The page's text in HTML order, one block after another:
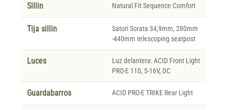
Sillin Natural Fit Sequence Comfort
Tija sillin
Satori Sorata 34,9mm, 280mm
-440mm telescoping seatpost
Luces
Luz delantera: ACID Front Light
PRO-E 110, 5-16V, DC
Guardabarros ACID PRO-E TRIKE Rear Light